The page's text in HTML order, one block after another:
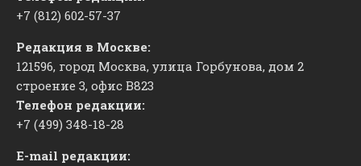
+7 (812) 602-57-37
Редакция в Москве:
121596, город Москва, улица Горбунова, дом 2
строение 3, офис ​В823
Телефон редакции:
+7 (499) 348-18-28
E-mail редакции: